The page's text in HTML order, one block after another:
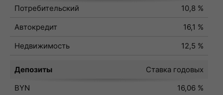
Потребительский
10,8 %
Автокредит
16,1 %
Недвижимость
12,5 %
Депозиты
Ставка годовых
BYN
16,06 %